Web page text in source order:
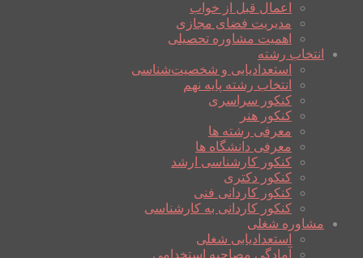
اعمال قبل از خواب
مدیریت فضای مجازی
اهمیت مشاوره تحصیلی
انتخاب رشته
استعدادیابی و شخصیت‌شناسی
انتخاب رشته پایه نهم
کنکور سراسری
کنکور هنر
معرفی رشته ها
معرفی دانشگاه ها
کنکور کارشناسی ارشد
کنکور دکتری
کنکور کاردانی فنی
کنکور کاردانی به کارشناسی
مشاوره شغلی
استعدادیابی شغلی
آمادگی مصاحبه استخدامی